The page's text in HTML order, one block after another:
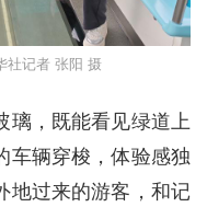
社记者 张阳 摄
璃，既能看见绿道上
车辆穿梭，体验感独
地过来的游客，和记